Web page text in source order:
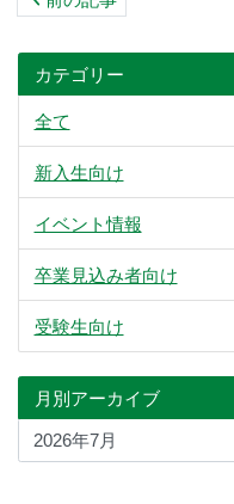
カテゴリー
全て
新入生向け
イベント情報
卒業見込み者向け
受験生向け
月別アーカイブ